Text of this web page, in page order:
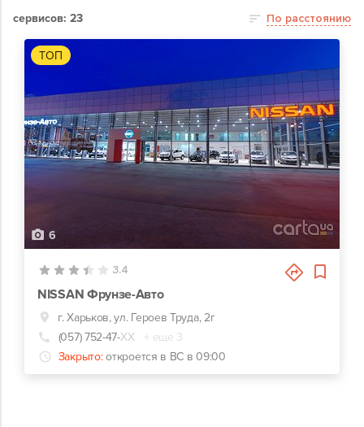
сервисов: 23 По расстоянию
ТОП
6
3.4
NISSAN Фрунзе-Авто
г. Харьков, ул. Героев Труда, 2г
(057) 752-47-ХХ
+ еще 3
Закрыто: откроется в ВС в 09:00